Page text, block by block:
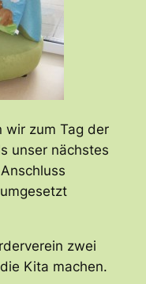
wir zum Tag der
unser nächstes
zwei
Kita machen.